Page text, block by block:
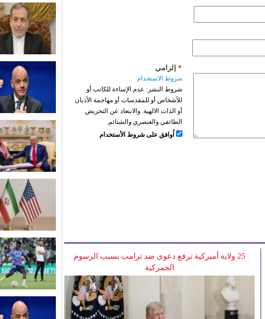
إلزامي *
شروط الاستخدام
شروط النشر: عدم الإساءة للكاتب أو
للأشخاص أو للمقدسات أو مهاجمة الأديان
أو الذات الالهية. والابتعاد عن التحريض
الطائفي والعنصري والشتائم.
اُوافق على شروط الأستخدام
25 ولاية أميركية ترفع دعوى ضد ترامب بسبب الرسوم
الجمركية